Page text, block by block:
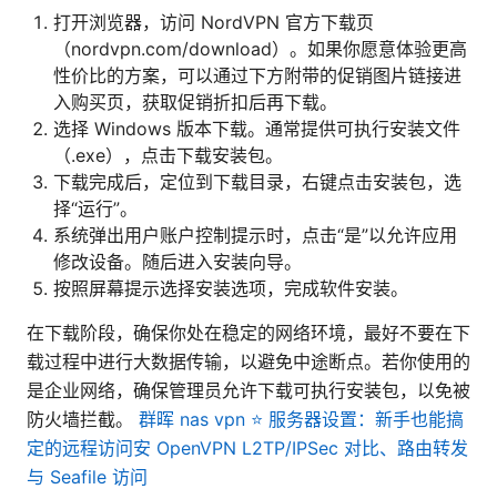
打开浏览器，访问 NordVPN 官方下载页
（nordvpn.com/download）。如果你愿意体验更高
性价比的方案，可以通过下方附带的促销图片链接进
入购买页，获取促销折扣后再下载。
选择 Windows 版本下载。通常提供可执行安装文件
（.exe），点击下载安装包。
下载完成后，定位到下载目录，右键点击安装包，选
择“运行”。
系统弹出用户账户控制提示时，点击“是”以允许应用
修改设备。随后进入安装向导。
按照屏幕提示选择安装选项，完成软件安装。
在下载阶段，确保你处在稳定的网络环境，最好不要在下
载过程中进行大数据传输，以避免中途断点。若你使用的
是企业网络，确保管理员允许下载可执行安装包，以免被
防火墙拦截。 群晖 nas vpn ⭐ 服务器设置：新手也能搞
定的远程访问安 OpenVPN L2TP/IPSec 对比、路由转发
与 Seafile 访问